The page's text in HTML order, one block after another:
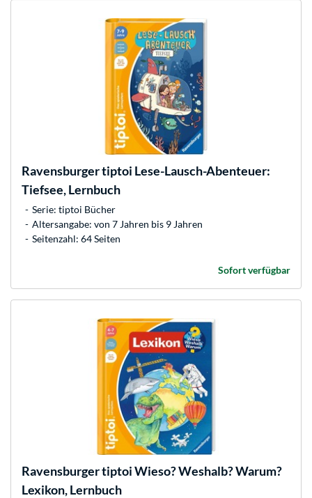
Ravensburgertiptoi Lese-Lausch-Abenteuer:
Tiefsee, Lernbuch
Serie: tiptoi Bücher
Altersangabe: von 7 Jahren bis 9 Jahren
Seitenzahl: 64 Seiten
Sofort verfügbar
Ravensburgertiptoi Wieso? Weshalb? Warum?
Lexikon, Lernbuch